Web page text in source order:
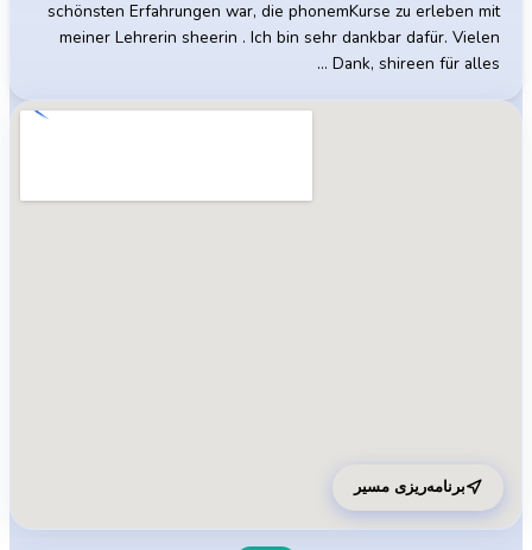
schönsten Erfahrungen war, die phonemKurse zu erleben mit
meiner Lehrerin sheerin . Ich bin sehr dankbar dafür. Vielen
Dank, shireen für alles …
برنامه‌ریزی مسیر